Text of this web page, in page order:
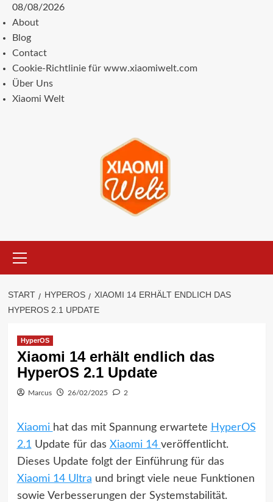
Zum
Inhalt
springen
08/08/2026
About
Blog
Contact
Cookie-Richtlinie für www.xiaomiwelt.com
Über Uns
Xiaomi Welt
Menü
START HYPEROS
XIAOMI 14 ERHÄLT ENDLICH DAS
HYPEROS 2.1 UPDATE
HyperOS
Xiaomi 14 erhält endlich das
HyperOS 2.1 Update
Marcus 26/02/2025 2
Xiaomi hat das mit Spannung erwartete HyperOS
2.1Update für das Xiaomi 14 veröffentlicht.
Dieses Update folgt der Einführung für das
Xiaomi 14 Ultra und bringt viele neue Funktionen
sowie Verbesserungen der Systemstabilität.